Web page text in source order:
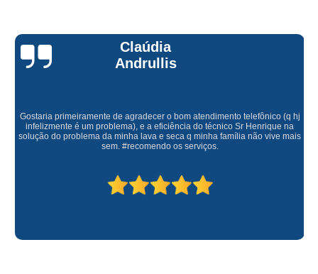
Claúdia
Andrullis
Gostaria primeiramente de agradecer o bom atendimento telefônico (q hj
infelizmente é um problema), e a eficiência do técnico Sr Henrique na
solução do problema da minha lava e seca q minha família não vive mais
sem. #recomendo os serviços.